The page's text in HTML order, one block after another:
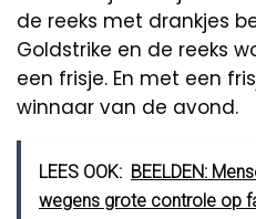
de reeks met drankjes
Goldstrike en de reeks
een frisje. En met een
winnaar van de avond.
LEES OOK: BEELDEN:
wegens grote controle op